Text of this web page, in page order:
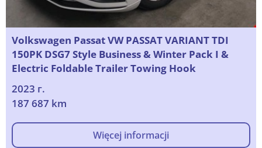
Volkswagen Passat VW PASSAT VARIANT TDI
150PK DSG7 Style Business & Winter Pack I &
Electric Foldable Trailer Towing Hook
2023 г.
187 687 km
Więcej informacji